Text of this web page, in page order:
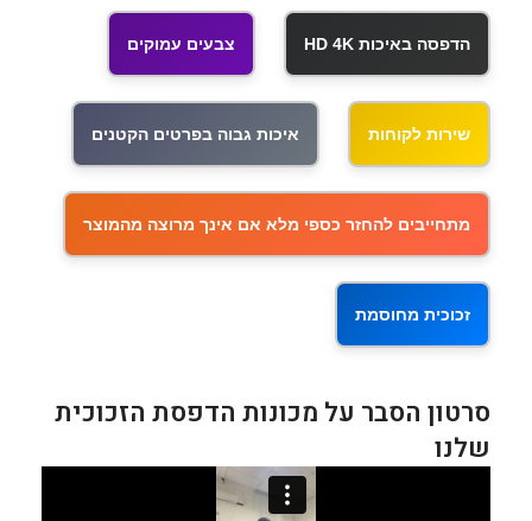
הדפסה באיכות HD 4K צבעים עמוקים
שירות לקוחות איכות גבוה בפרטים הקטנים
מתחייבים להחזר כספי מלא אם אינך מרוצה מהמוצר
זכוכית מחוסמת
סרטון הסבר על מכונות הדפסת הזכוכית
שלנו